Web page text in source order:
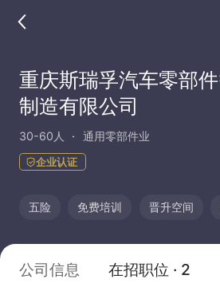
重庆斯瑞孚汽车零部
制造有限公司
30-60人 通用零部件业
企业认证
五险 免费培训 晋升空间
公司信息 在招职位 · 2